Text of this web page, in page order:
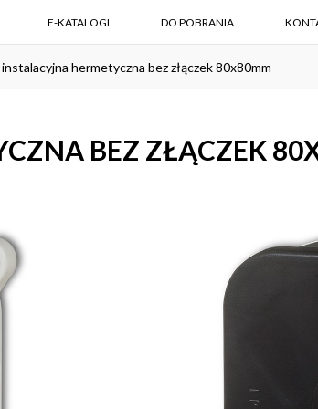
E-KATALOGI DO POBRANIA
instalacyjna hermetyczna bez złączek 80x80mm
BEZ ZŁĄCZEK